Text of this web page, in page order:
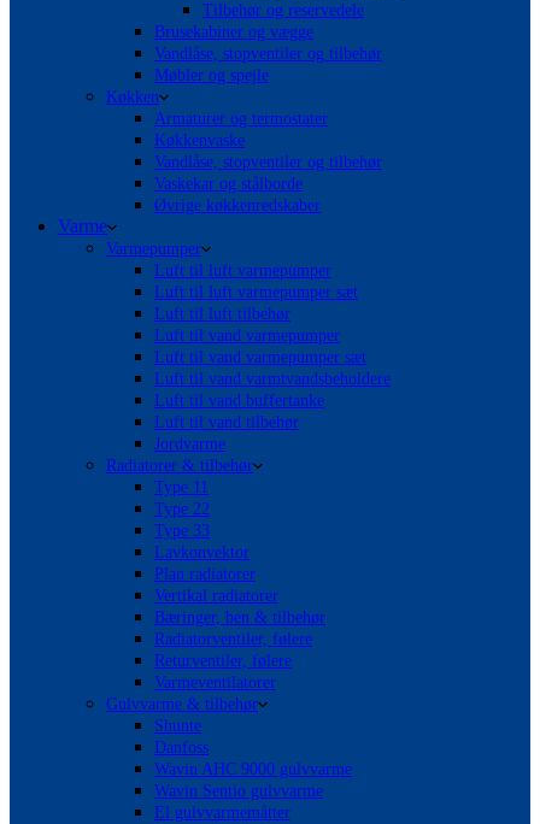
Tilbehør og reservedele
Brusekabiner og vægge
Vandlåse, stopventiler og tilbehør
Møbler og spejle
Køkken
Armaturer og termostater
Køkkenvaske
Vandlåse, stopventiler og tilbehør
Vaskekar og stålborde
Øvrige køkkenredskaber
Varme
Varmepumper
Luft til luft varmepumper
Luft til luft varmepumper sæt
Luft til luft tilbehør
Luft til vand varmepumper
Luft til vand varmepumper sæt
Luft til vand varmtvandsbeholdere
Luft til vand buffertanke
Luft til vand tilbehør
Jordvarme
Radiatorer & tilbehør
Type 11
Type 22
Type 33
Lavkonvektor
Plan radiatorer
Vertikal radiatorer
Bæringer, ben & tilbehør
Radiatorventiler, følere
Returventiler, følere
Varmeventilatorer
Gulvvarme & tilbehør
Shunte
Danfoss
Wavin AHC 9000 gulvvarme
Wavin Sentio gulvvarme
El gulvvarmemåtter